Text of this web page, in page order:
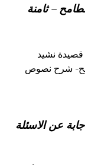
– ثامنة
قصيدة نشيد
ومطامح- شرح نصوص
عن الاسئلة